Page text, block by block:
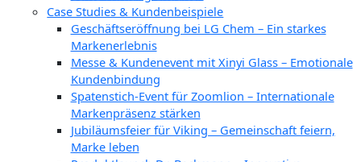
Case Studies & Kundenbeispiele
Geschäftseröffnung bei LG Chem – Ein starkes
Markenerlebnis
Messe & Kundenevent mit Xinyi Glass – Emotionale
Kundenbindung
Spatenstich-Event für Zoomlion – Internationale
Markenpräsenz stärken
Jubiläumsfeier für Viking – Gemeinschaft feiern,
Marke leben